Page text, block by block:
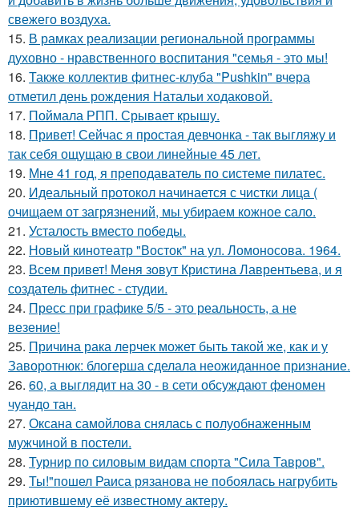
свежего воздуха.
15. В рамках реализации региональной программы
духовно - нравственного воспитания "семья - это мы!
16. Также коллектив фитнес-клуба "Pushkin" вчера
отметил день рождения Натальи ходаковой.
17. Поймала РПП. Срывает крышу.
18. Привет! Сейчас я простая девчонка - так выгляжу и
так себя ощущаю в свои линейные 45 лет.
19. Мне 41 год, я преподаватель по системе пилатес.
20. Идеальный протокол начинается с чистки лица (
очищаем от загрязнений, мы убираем кожное сало.
21. Усталость вместо победы.
22. Новый кинотеатр "Восток" на ул. Ломоносова. 1964.
23. Всем привет! Меня зовут Кристина Лаврентьева, и я
создатель фитнес - студии.
24. Пресс при графике 5/5 - это реальность, а не
везение!
25. Причина рака лерчек может быть такой же, как и у
Заворотнюк: блогерша сделала неожиданное признание.
26. 60, а выглядит на 30 - в сети обсуждают феномен
чуандо тан.
27. Оксана самойлова снялась с полуобнаженным
мужчиной в постели.
28. Турнир по силовым видам спорта "Сила Тавров".
29. Ты!"пошел Раиса рязанова не побоялась нагрубить
приютившему её известному актеру.